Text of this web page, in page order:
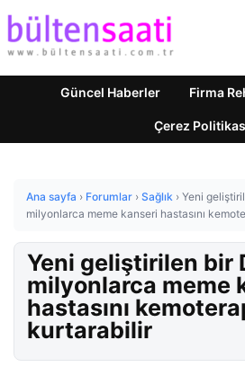
Güncel Haberler Firma
Çerez
Ana sayfa › Forumlar › Sağlık › Yeni
milyonlarca meme kanseri hastasını
Yeni geliştirilen bir
milyonlarca meme
hastasını
kurtarabilir